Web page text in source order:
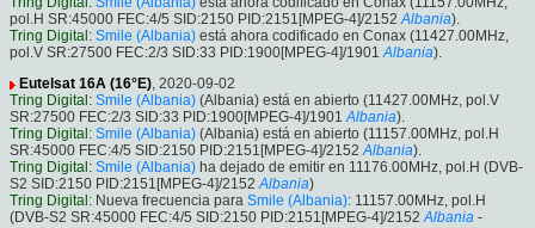
pol.H SR:45000 FEC:4/5 SID:2150 PID:2151[MPEG-4]/2152 Albania).
Tring Digital : Smile (Albania) está ahora codificado en Conax (11427.00MHz,
pol.V SR:27500 FEC:2/3 SID:33 PID:1900[MPEG-4]/1901 Albania).
Eutelsat 16A (16°E), 2020-09-02
Tring Digital : Smile (Albania) (Albania) está en abierto (11427.00MHz, pol.V
SR:27500 FEC:2/3 SID:33 PID:1900[MPEG-4]/1901 Albania).
Tring Digital : Smile (Albania) (Albania) está en abierto (11157.00MHz, pol.H
SR:45000 FEC:4/5 SID:2150 PID:2151[MPEG-4]/2152 Albania).
Tring Digital : Smile (Albania) ha dejado de emitir en 11176.00MHz, pol.H (DVB-
S2 SID:2150 PID:2151[MPEG-4]/2152 Albania)
Tring Digital : Nueva frecuencia para Smile (Albania): 11157.00MHz, pol.H
(DVB-S2 SR:45000 FEC:4/5 SID:2150 PID:2151[MPEG-4]/2152 Albania -